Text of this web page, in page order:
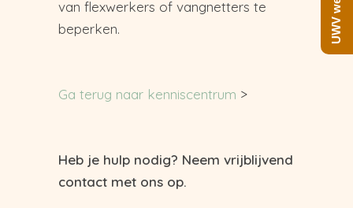
van flexwerkers of vangnetters te
beperken.
Ga terug naar kenniscentrum >
Heb je hulp nodig? Neem vrijblijvend
contact met ons op.